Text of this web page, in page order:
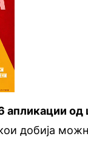
апликации од
добија